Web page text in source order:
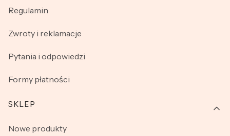
Regulamin
Zwroty i reklamacje
Pytania i odpowiedzi
Formy płatności
SKLEP
Nowe produkty